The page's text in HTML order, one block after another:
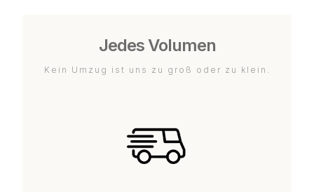
Jedes Volumen
Kein Umzug ist uns zu groß oder zu klein.